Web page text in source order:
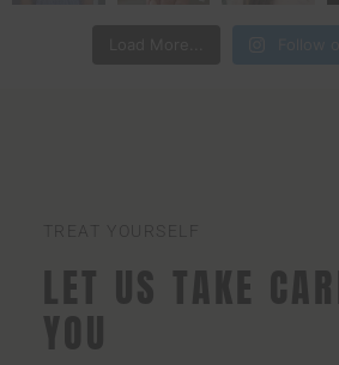
TREAT YOURSELF
LET US TAKE
YOU